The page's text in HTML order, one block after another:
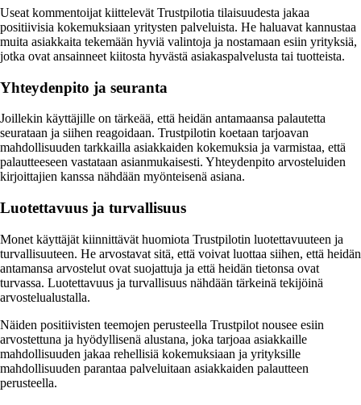
Useat kommentoijat kiittelevät Trustpilotia tilaisuudesta jakaa
positiivisia kokemuksiaan yritysten palveluista. He haluavat kannustaa
muita asiakkaita tekemään hyviä valintoja ja nostamaan esiin yrityksiä,
jotka ovat ansainneet kiitosta hyvästä asiakaspalvelusta tai tuotteista.
Yhteydenpito ja seuranta
Joillekin käyttäjille on tärkeää, että heidän antamaansa palautetta
seurataan ja siihen reagoidaan. Trustpilotin koetaan tarjoavan
mahdollisuuden tarkkailla asiakkaiden kokemuksia ja varmistaa, että
palautteeseen vastataan asianmukaisesti. Yhteydenpito arvosteluiden
kirjoittajien kanssa nähdään myönteisenä asiana.
Luotettavuus ja turvallisuus
Monet käyttäjät kiinnittävät huomiota Trustpilotin luotettavuuteen ja
turvallisuuteen. He arvostavat sitä, että voivat luottaa siihen, että heidän
antamansa arvostelut ovat suojattuja ja että heidän tietonsa ovat
turvassa. Luotettavuus ja turvallisuus nähdään tärkeinä tekijöinä
arvostelualustalla.
Näiden positiivisten teemojen perusteella Trustpilot nousee esiin
arvostettuna ja hyödyllisenä alustana, joka tarjoaa asiakkaille
mahdollisuuden jakaa rehellisiä kokemuksiaan ja yrityksille
mahdollisuuden parantaa palveluitaan asiakkaiden palautteen
perusteella.